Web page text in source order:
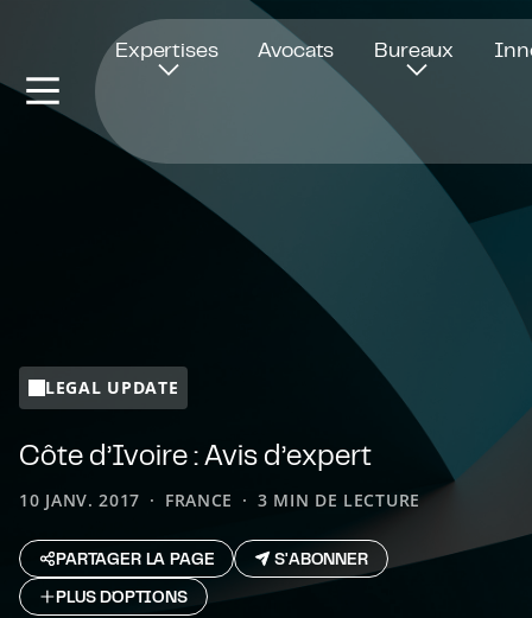
Expertises Avocats Bureaux
LEGAL UPDATE
Côte d’Ivoire : Avis d’expert
10 JANV. 2017 FRANCE 3 MIN DE LECTURE
PARTAGER LA PAGE
S'ABONNER
PLUS D`OPTIONS
Ouvre dans une nouvelle fenêtre